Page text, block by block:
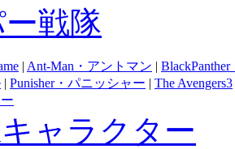
戦隊
| Ant-Man・アントマン |
| Punisher・パニッシャー | The Avengers3
ャラクター